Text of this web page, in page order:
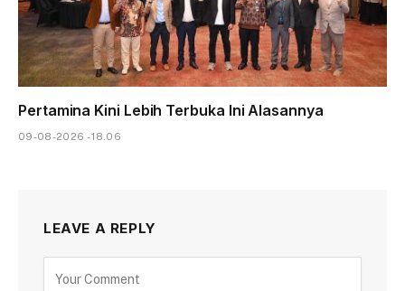
Pertamina Kini Lebih Terbuka Ini Alasannya
09-08-2026 - 18.06
LEAVE A REPLY